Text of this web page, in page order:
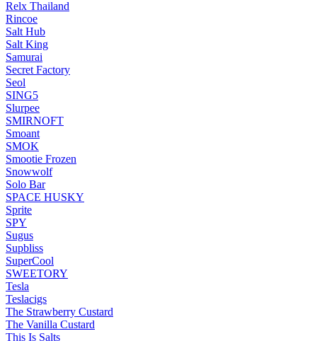
Relx Thailand
Rincoe
Salt Hub
Salt King
Samurai
Secret Factory
Seol
SING5
Slurpee
SMIRNOFT
Smoant
SMOK
Smootie Frozen
Snowwolf
Solo Bar
SPACE HUSKY
Sprite
SPY
Sugus
Supbliss
SuperCool
SWEETORY
Tesla
Teslacigs
The Strawberry Custard
The Vanilla Custard
This Is Salts